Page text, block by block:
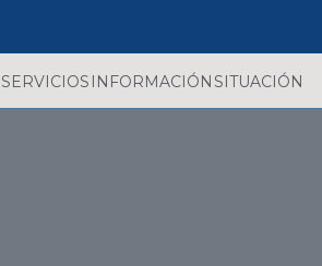
SERVICIOS INFORMACIÓNSITUACIÓN